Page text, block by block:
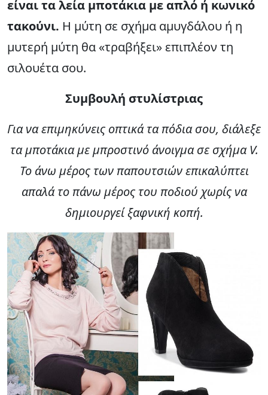
είναι τα λεία μποτάκια με απλό ή κωνικό
τακούνι. Η μύτη σε σχήμα αμυγδάλου ή η
μυτερή μύτη θα «τραβήξει» επιπλέον τη
σιλουέτα σου.
Συμβουλή στυλίστριας
Για να επιμηκύνεις οπτικά τα πόδια σου, διάλεξε
τα μποτάκια με μπροστινό άνοιγμα σε σχήμα V.
Το άνω μέρος των παπουτσιών επικαλύπτει
απαλά το πάνω μέρος του ποδιού χωρίς να
δημιουργεί ξαφνική κοπή.